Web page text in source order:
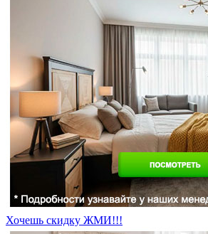
Хочешь скидку ЖМИ!!!